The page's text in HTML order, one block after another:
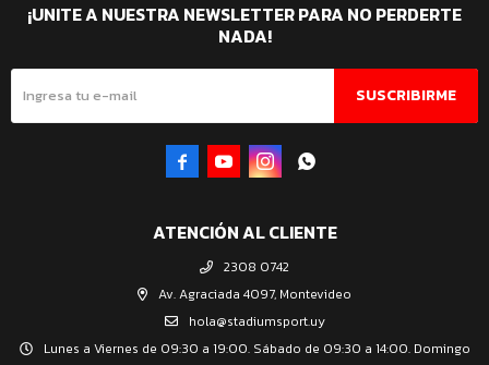
ATENCIÓN AL CLIENTE
2308 0742
Av. Agraciada 4097, Montevideo
hola@stadiumsport.uy
Lunes a Viernes de 09:30 a 19:00. Sábado de 09:30 a 14:00. Domingo
¡UNITE A NUESTRA NEWSLETTER PARA NO PERDERTE
NADA!
SUSCRIBIRME
   